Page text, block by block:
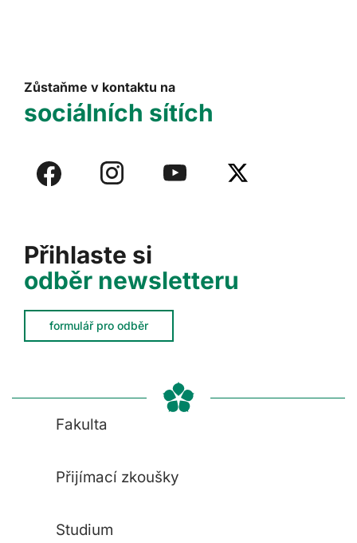
Přihlaste si
odběr newsletteru
formulář pro odběr
Zůstaňme v kontaktu na
sociálních sítích
Fakulta
Přijímací zkoušky
Studium